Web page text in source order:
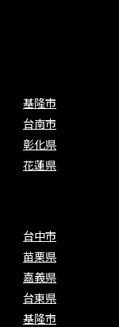
基隆市
台南市
彰化県
花蓮県
台中市
苗栗県
嘉義県
台東県
基隆市